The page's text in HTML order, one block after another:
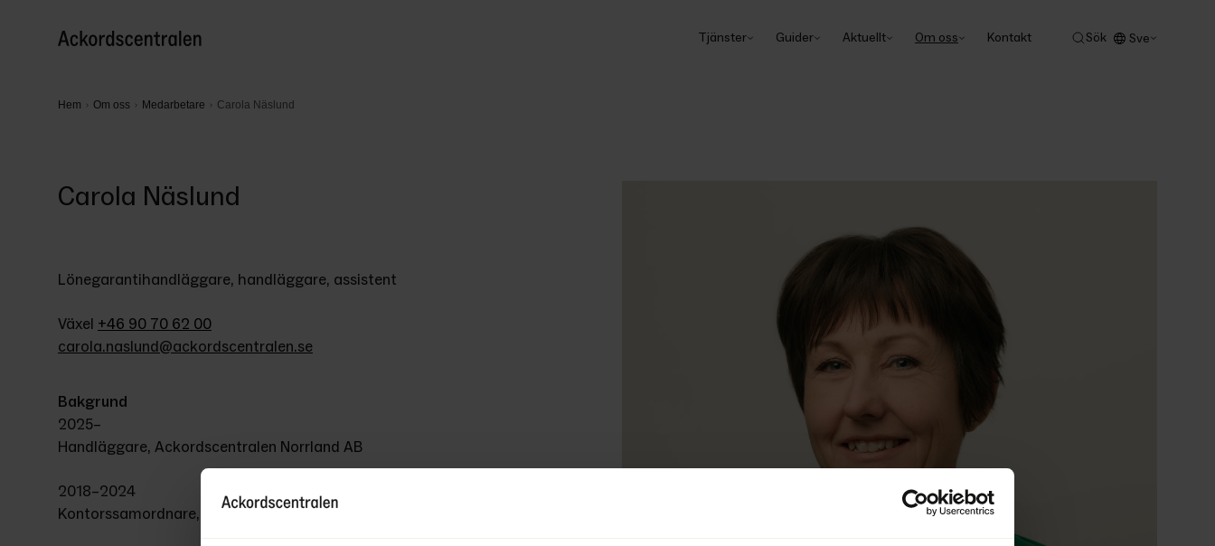
Tjänster Guider Aktuellt Om oss Kontakt Sök Sve
Hem Om oss Medarbetare Carola Näslund
Carola Näslund
Lönegarantihandläggare, handläggare, assistent
Växel +46 90 70 62 00
carola.naslund@ackordscentralen.se
Bakgrund
2025–
Handläggare, Ackordscentralen Norrland AB
2018–2024
Kontorssamordnare, SCA Skog AB